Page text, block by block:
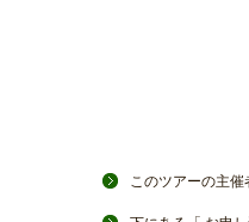
このツアーの主催